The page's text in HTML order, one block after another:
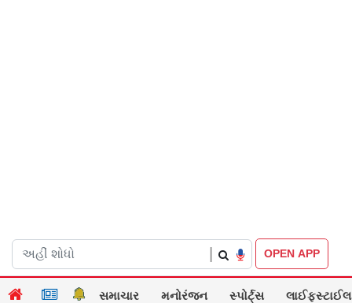
OPEN APP
સમાચાર મનોરંજન સ્પોર્ટ્સ લાઈફસ્ટાઈલ